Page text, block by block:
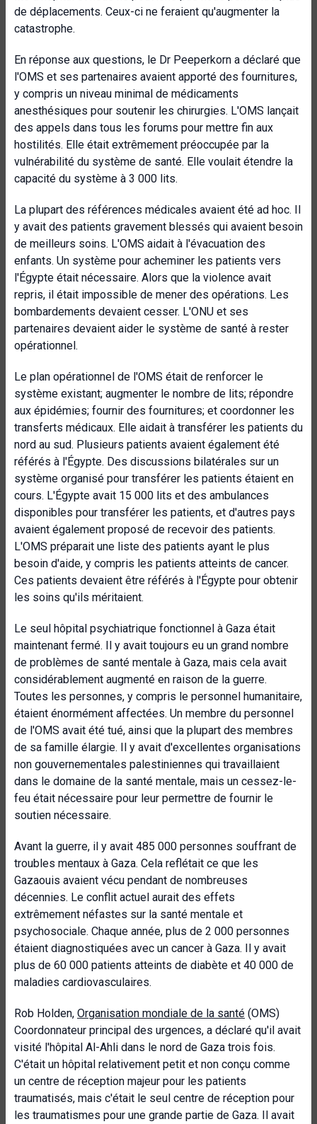
de déplacements. Ceux-ci ne feraient qu'augmenter la
catastrophe.
En réponse aux questions, le Dr Peeperkorn a déclaré que
l'OMS et ses partenaires avaient apporté des fournitures,
y compris un niveau minimal de médicaments
anesthésiques pour soutenir les chirurgies. L'OMS lançait
des appels dans tous les forums pour mettre fin aux
hostilités. Elle était extrêmement préoccupée par la
vulnérabilité du système de santé. Elle voulait étendre la
capacité du système à 3 000 lits.
La plupart des références médicales avaient été ad hoc. Il
y avait des patients gravement blessés qui avaient besoin
de meilleurs soins. L'OMS aidait à l'évacuation des
enfants. Un système pour acheminer les patients vers
l'Égypte était nécessaire. Alors que la violence avait
repris, il était impossible de mener des opérations. Les
bombardements devaient cesser. L'ONU et ses
partenaires devaient aider le système de santé à rester
opérationnel.
Le plan opérationnel de l'OMS était de renforcer le
système existant; augmenter le nombre de lits; répondre
aux épidémies; fournir des fournitures; et coordonner les
transferts médicaux. Elle aidait à transférer les patients du
nord au sud. Plusieurs patients avaient également été
référés à l'Égypte. Des discussions bilatérales sur un
système organisé pour transférer les patients étaient en
cours. L'Égypte avait 15 000 lits et des ambulances
disponibles pour transférer les patients, et d'autres pays
avaient également proposé de recevoir des patients.
L'OMS préparait une liste des patients ayant le plus
besoin d'aide, y compris les patients atteints de cancer.
Ces patients devaient être référés à l'Égypte pour obtenir
les soins qu'ils méritaient.
Le seul hôpital psychiatrique fonctionnel à Gaza était
maintenant fermé. Il y avait toujours eu un grand nombre
de problèmes de santé mentale à Gaza, mais cela avait
considérablement augmenté en raison de la guerre.
Toutes les personnes, y compris le personnel humanitaire,
étaient énormément affectées. Un membre du personnel
de l'OMS avait été tué, ainsi que la plupart des membres
de sa famille élargie. Il y avait d'excellentes organisations
non gouvernementales palestiniennes qui travaillaient
dans le domaine de la santé mentale, mais un cessez-le-
feu était nécessaire pour leur permettre de fournir le
soutien nécessaire.
Avant la guerre, il y avait 485 000 personnes souffrant de
troubles mentaux à Gaza. Cela reflétait ce que les
Gazaouis avaient vécu pendant de nombreuses
décennies. Le conflit actuel aurait des effets
extrêmement néfastes sur la santé mentale et
psychosociale. Chaque année, plus de 2 000 personnes
étaient diagnostiquées avec un cancer à Gaza. Il y avait
plus de 60 000 patients atteints de diabète et 40 000 de
maladies cardiovasculaires.
Rob Holden, Organisation mondiale de la santé (OMS)
Coordonnateur principal des urgences, a déclaré qu'il avait
visité l'hôpital Al-Ahli dans le nord de Gaza trois fois.
C'était un hôpital relativement petit et non conçu comme
un centre de réception majeur pour les patients
traumatisés, mais c'était le seul centre de réception pour
les traumatismes pour une grande partie de Gaza. Il avait